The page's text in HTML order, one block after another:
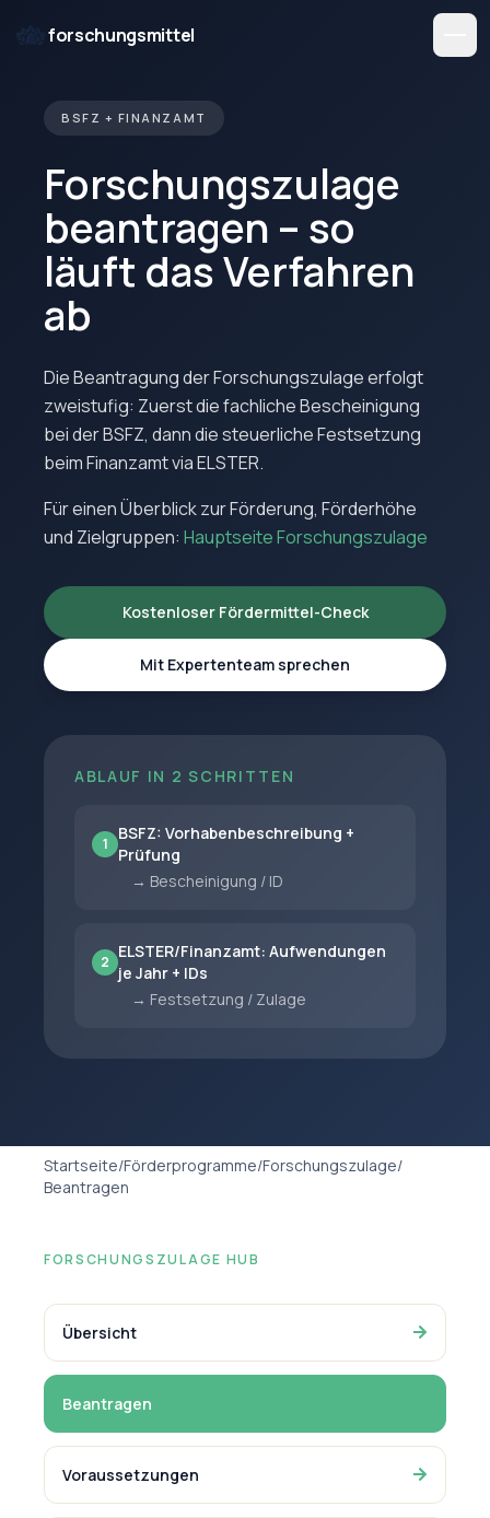
forschungsmittel
BSFZ + FINANZAMT
Forschungszulage
beantragen – so
läuft das Verfahren
ab
Die Beantragung der Forschungszulage erfolgt
zweistufig: Zuerst die fachliche Bescheinigung
bei der BSFZ, dann die steuerliche Festsetzung
beim Finanzamt via ELSTER.
Für einen Überblick zur Förderung, Förderhöhe
und Zielgruppen: Hauptseite Forschungszulage
Kostenloser Fördermittel-Check
Mit Expertenteam sprechen
ABLAUF IN 2 SCHRITTEN
1
BSFZ: Vorhabenbeschreibung +
Prüfung
→ Bescheinigung / ID
2
ELSTER/Finanzamt: Aufwendungen
je Jahr + IDs
→ Festsetzung / Zulage
Startseite/Förderprogramme/Forschungszulage/
Beantragen
FORSCHUNGSZULAGE HUB
Übersicht
Beantragen
Voraussetzungen